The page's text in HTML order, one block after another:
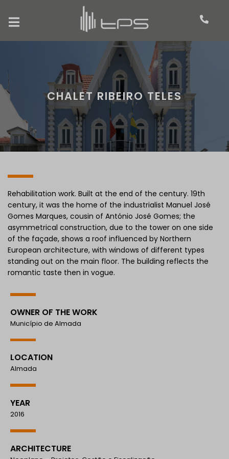
CHALET RIBEIRO TELES
Rehabilitation work. Built at the end of the century. 19th
century, it was the home of the industrialist Manuel José
Gomes Marques, cousin of António José Gomes; the
asymmetrical construction, due to the tower on one side
of the façade, shows a roof influenced by Northern
European architecture, with windows of different types
standing out on the main floor. The building reflects the
romantic taste then in vogue.
OWNER OF THE WORK
Município de Almada
LOCATION
Almada
YEAR
2016
ARCHITECTURE